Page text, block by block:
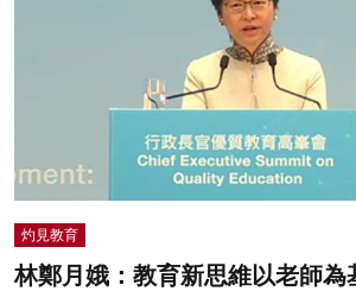
灼見活動
灼見教育
林鄭月娥：教育新思維以老師為